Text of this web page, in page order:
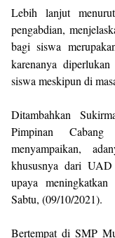
Lebih lanjut
pengabdian,
bagi siswa
karenanya
siswa meskipun di
Ditambahkan
Pimpinan
menyampaikan,
khususnya dari
upaya
Sabtu, (09/10/2021).
Bertempat di SMP